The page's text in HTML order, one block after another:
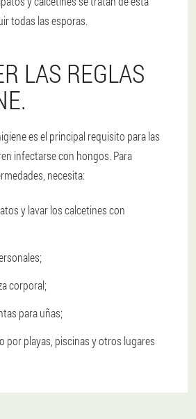
todas las esporas.
LAS REGLAS
es el principal requisito para las
infectarse con hongos. Para
necesita:
y lavar los calcetines con
corporal;
para uñas;
por playas, piscinas y otros lugares